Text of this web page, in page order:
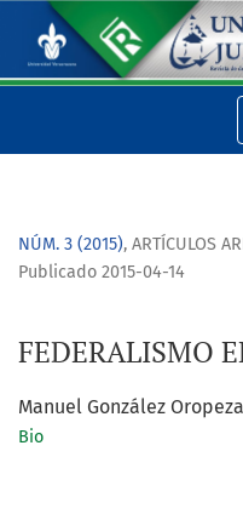
FEDERALISMO ELECTORAL
NÚM. 3 (2015), ARTÍCULOS
FEDERALISMO
Publicado 2015-04-14
Manuel González Oropeza
Bio